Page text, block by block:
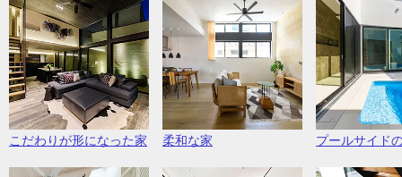
こだわりが形になった家 柔和な家 プールサイド